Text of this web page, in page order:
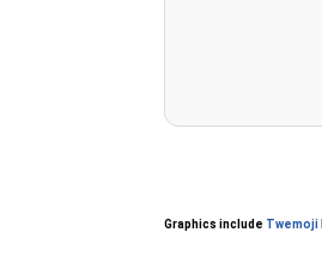
Graphics include Twemoji